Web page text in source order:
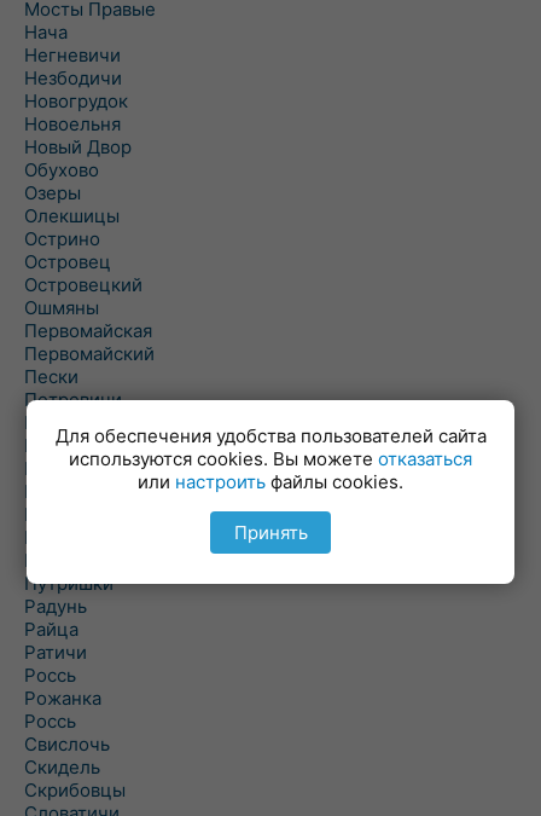
Мосты Правые
Нача
Негневичи
Незбодичи
Новогрудок
Новоельня
Новый Двор
Обухово
Озеры
Олекшицы
Острино
Островец
Островецкий
Ошмяны
Первомайская
Первомайский
Пески
Петревичи
Погородно
Пограничный
Подлабенье
Подольцы
Подороск
Поречье
Порозово
Путришки
Радунь
Райца
Ратичи
Роcсь
Рожанка
Россь
Свислочь
Скидель
Скрибовцы
Для обеспечения удобства пользователей сайта
используются cookies. Вы можете отказаться
или настроить файлы cookies.
Принять